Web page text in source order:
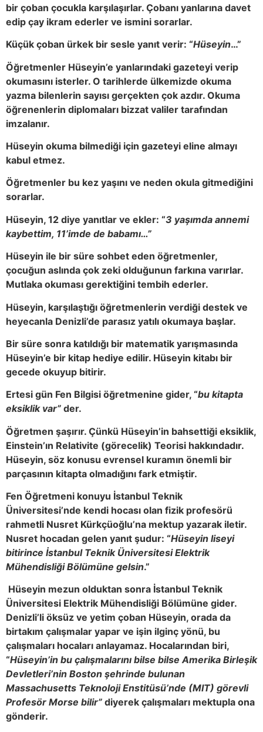
bir çoban çocukla karşılaşırlar. Çobanı yanlarına davet
edip çay ikram ederler ve ismini sorarlar.
Küçük çoban ürkek bir sesle yanıt verir: “Hüseyin…”
Öğretmenler Hüseyin’e yanlarındaki gazeteyi verip
okumasını isterler. O tarihlerde ülkemizde okuma
yazma bilenlerin sayısı gerçekten çok azdır. Okuma
öğrenenlerin diplomaları bizzat valiler tarafından
imzalanır.
Hüseyin okuma bilmediği için gazeteyi eline almayı
kabul etmez.
Öğretmenler bu kez yaşını ve neden okula gitmediğini
sorarlar.
Hüseyin, 12 diye yanıtlar ve ekler: “3 yaşımda annemi
kaybettim, 11’imde de babamı…”
Hüseyin ile bir süre sohbet eden öğretmenler,
çocuğun aslında çok zeki olduğunun farkına varırlar.
Mutlaka okuması gerektiğini tembih ederler.
Hüseyin, karşılaştığı öğretmenlerin verdiği destek ve
heyecanla Denizli’de parasız yatılı okumaya başlar.
Bir süre sonra katıldığı bir matematik yarışmasında
Hüseyin’e bir kitap hediye edilir. Hüseyin kitabı bir
gecede okuyup bitirir.
Ertesi gün Fen Bilgisi öğretmenine gider, “bu kitapta
eksiklik var” der.
Öğretmen şaşırır. Çünkü Hüseyin’in bahsettiği eksiklik,
Einstein’ın Relativite (görecelik) Teorisi hakkındadır.
Hüseyin, söz konusu evrensel kuramın önemli bir
parçasının kitapta olmadığını fark etmiştir.
Fen Öğretmeni konuyu İstanbul Teknik
Üniversitesi’nde kendi hocası olan fizik profesörü
rahmetli Nusret Kürkçüoğlu’na mektup yazarak iletir.
Nusret hocadan gelen yanıt şudur: “Hüseyin liseyi
bitirince İstanbul Teknik Üniversitesi Elektrik
Mühendisliği Bölümüne gelsin.”
Hüseyin mezun olduktan sonra İstanbul Teknik
Üniversitesi Elektrik Mühendisliği Bölümüne gider.
Denizli’li öksüz ve yetim çoban Hüseyin, orada da
birtakım çalışmalar yapar ve işin ilginç yönü, bu
çalışmaları hocaları anlayamaz. Hocalarından biri,
“Hüseyin’in bu çalışmalarını bilse bilse Amerika Birleşik
Devletleri’nin Boston şehrinde bulunan
Massachusetts Teknoloji Enstitüsü’nde (MIT) görevli
Profesör Morse bilir” diyerek çalışmaları mektupla ona
gönderir.